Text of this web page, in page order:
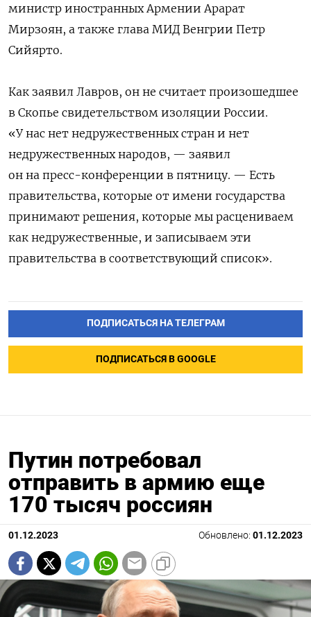
министр иностранных Армении Арарат
Мирзоян, а также глава МИД Венгрии Петр
Сийярто.
Как заявил Лавров, он не считает произошедшее
в Скопье свидетельством изоляции России.
«У нас нет недружественных стран и нет
недружественных народов, — заявил
он на пресс-конференции в пятницу. — Есть
правительства, которые от имени государства
принимают решения, которые мы расцениваем
как недружественные, и записываем эти
правительства в соответствующий список».
ПОДПИСАТЬСЯ НА ТЕЛЕГРАМ
ПОДПИСАТЬСЯ В GOOGLE
Путин потребовал
отправить в армию еще
170 тысяч россиян
01.12.2023 Обновлено: 01.12.2023